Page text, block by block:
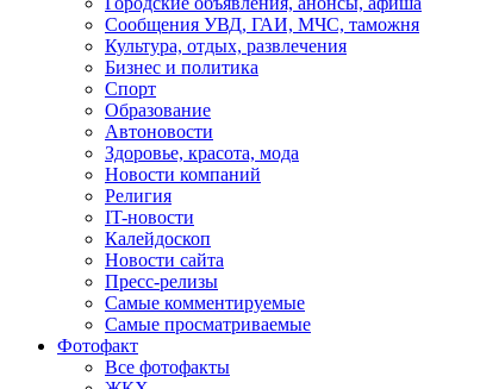
Сообщения УВД, ГАИ, МЧС, таможня
Культура, отдых, развлечения
Бизнес и политика
Спорт
Образование
Автоновости
Здоровье, красота, мода
Новости компаний
Религия
IT-новости
Калейдоскоп
Новости сайта
Пресс-релизы
Самые комментируемые
Самые просматриваемые
Фотофакт
Все фотофакты